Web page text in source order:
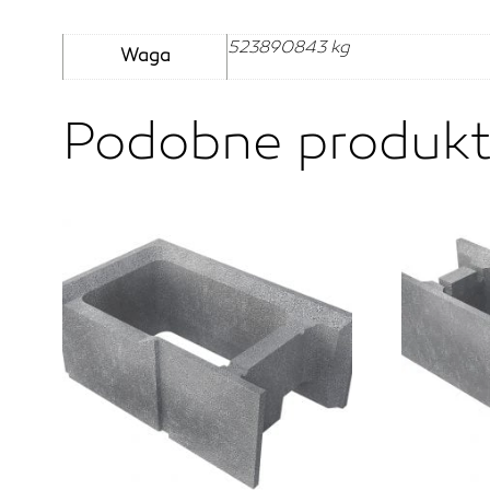
Waga 523890843 kg
Podobne